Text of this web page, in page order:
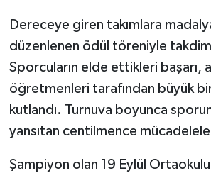
Dereceye giren takımlara
düzenlenen ödül töreniyle
Sporcuların elde ettikleri başarı,
öğretmenleri tarafından büyük
kutlandı. Turnuva boyunca
yansıtan centilmence
Şampiyon olan 19 Eylül